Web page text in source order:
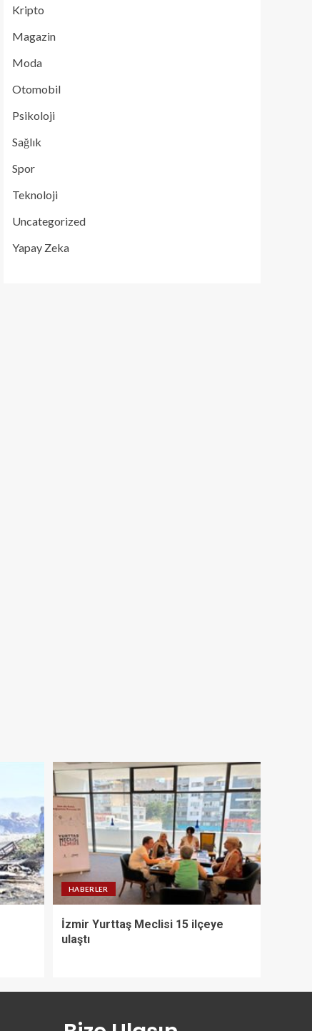
Kripto
Magazin
Moda
Otomobil
Psikoloji
Sağlık
Spor
Teknoloji
Uncategorized
Yapay Zeka
HABERLER
İzmir Yurttaş Meclisi 15 ilçeye
ulaştı